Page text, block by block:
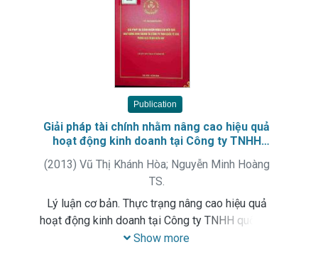
Publication
Giải pháp tài chính nhằm nâng cao hiệu quả
hoạt động kinh doanh tại Công ty TNHH
quốc tế GTG trong giai đoạn hiện nay
(2013) Vũ Thị Khánh Hòa; Nguyễn Minh Hoàng
TS.
Lý luận cơ bản. Thực trạng nâng cao hiệu quả
hoạt động kinh doanh tại Công ty TNHH quốc tế
GTG trong giai đoạn hiện nay. Giải pháp hoàn
Show more